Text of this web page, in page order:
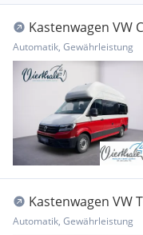
Kastenwagen VW
Automatik, Gewährleistung
Kastenwagen VW
Automatik, Gewährleistung